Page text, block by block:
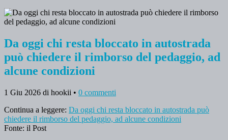
Da oggi chi resta bloccato in autostrada
può chiedere il rimborso del pedaggio, ad
alcune condizioni
1 Giu 2026 di hookii • 0 commenti
Continua a leggere: Da oggi chi resta bloccato in autostrada può
chiedere il rimborso del pedaggio, ad alcune condizioni
Fonte: il Post